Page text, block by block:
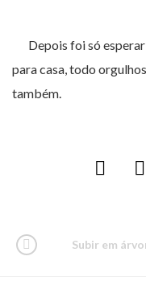
Depois foi só
para casa, todo
também.
Subir em